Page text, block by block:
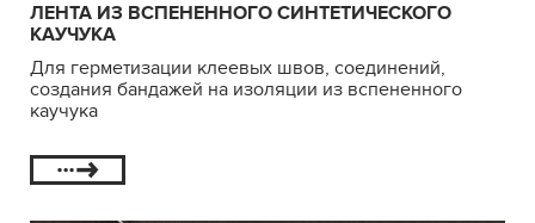
ЛЕНТА ИЗ ВСПЕНЕННОГО СИНТЕТИЧЕСКОГО
КАУЧУКА
Для герметизации клеевых швов, соединений,
создания бандажей на изоляции из вспененного
каучука